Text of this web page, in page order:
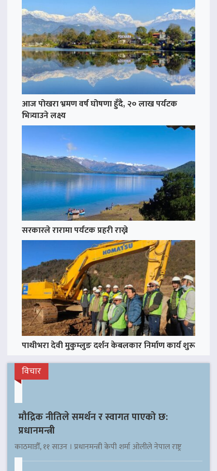
आज पोखरा भ्रमण वर्ष घोषणा हुँदै, २० लाख पर्यटक
भित्र्याउने लक्ष्य
सरकारले रारामा पर्यटक प्रहरी राख्ने
पाथीभरा देवी मुकुम्लुङ दर्शन केबलकार निर्माण कार्य शुरू
विचार
मौद्रिक नीतिले समर्थन र स्वागत पाएको छ:
प्रधानमन्त्री
काठमाडौँ, ११ साउन । प्रधानमन्त्री केपी शर्मा ओलीले नेपाल राष्ट्र